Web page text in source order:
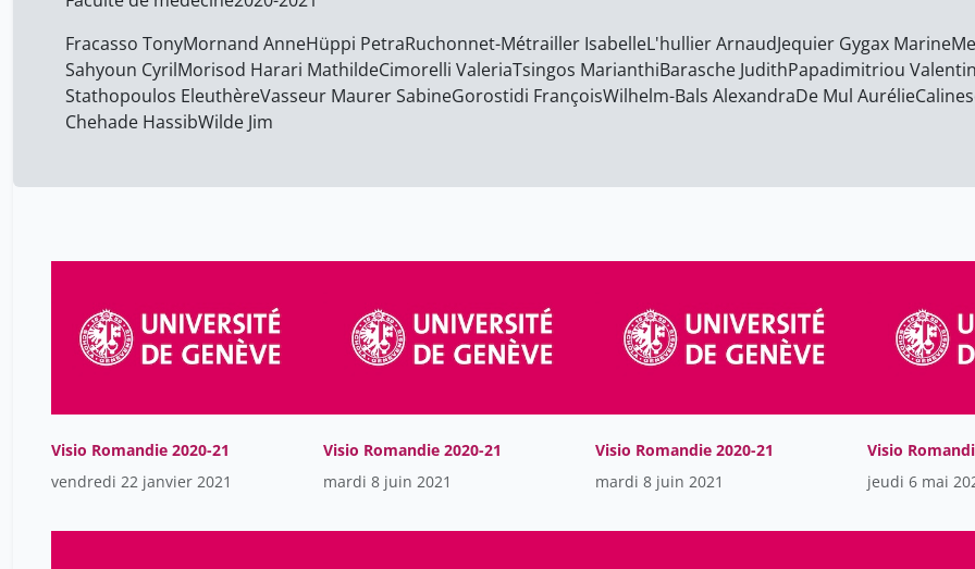
Fracasso TonyMornand AnneHüppi PetraRuchonnet-Métrailler IsabelleL'hullier ArnaudJequier Gygax Marine
Sahyoun CyrilMorisod Harari MathildeCimorelli ValeriaTsingos MarianthiBarasche JudithPapadimitriou
Stathopoulos EleuthèreVasseur Maurer SabineGorostidi FrançoisWilhelm-Bals AlexandraDe Mul Aurélie
Chehade HassibWilde Jim
Visio Romandie 2020-21
vendredi 22 janvier 2021
Visio Romandie 2020-21
mardi 8 juin 2021
Visio Romandie 2020-21
mardi 8 juin 2021
Visio
jeudi 6 mai